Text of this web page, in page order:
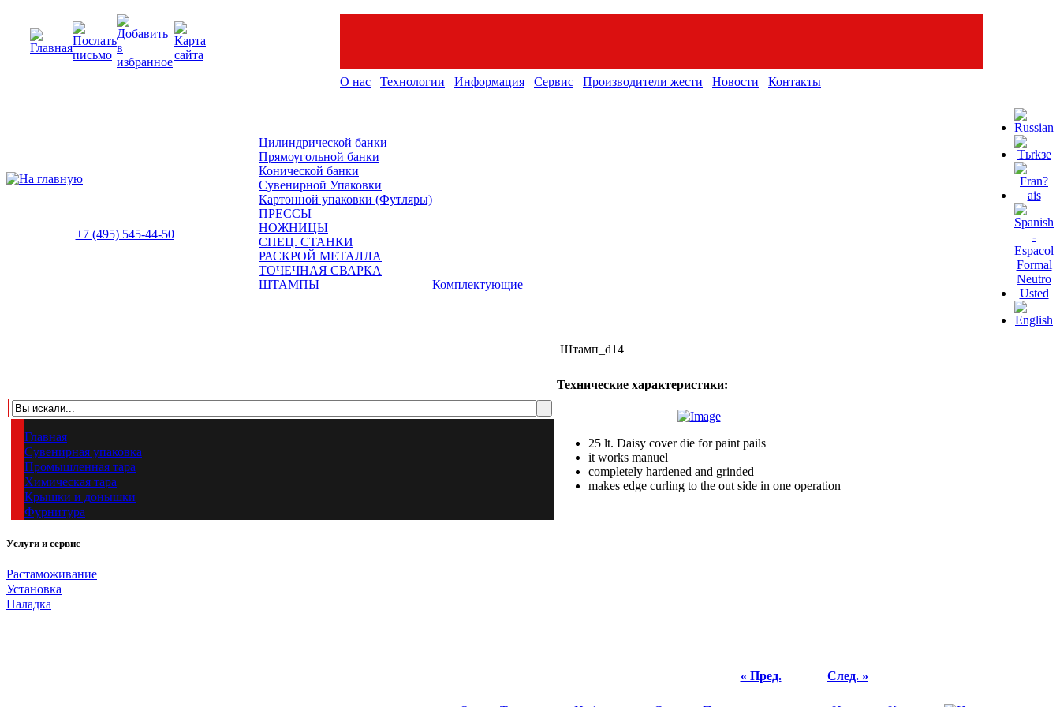
О нас Технологии Информация Сервис Производители жести Новости Контакты
+7 (495) 545-44-50
Цилиндрической банки
Прямоугольной банки
Конической банки
Сувенирной Упаковки
Картонной упаковки (Футляры)
ПРЕССЫ
НОЖНИЦЫ
СПЕЦ. СТАНКИ
РАСКРОЙ МЕТАЛЛА
ТОЧЕЧНАЯ СВАРКА
ШТАМПЫ
Комплектующие
Главная
Сувенирная упаковка
Промышленная тара
Химическая тара
Крышки и донышки
Фурнитура
Услуги и сервис
Растаможивание
Установка
Наладка
Штамп_d14
Технические характеристики:
25 lt. Daisy cover die for paint pails
it works manuel
completely hardened and grinded
makes edge curling to the out side in one operation
« Пред. След. »